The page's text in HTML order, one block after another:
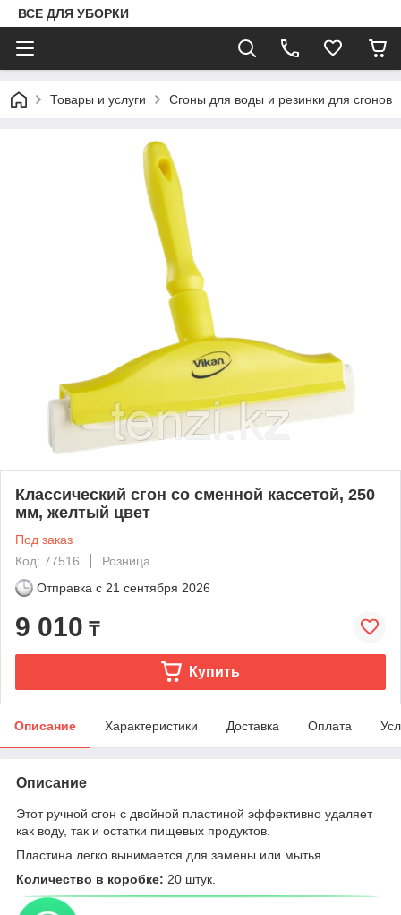
ВСЕ ДЛЯ УБОРКИ
Товары и услуги Сгоны для воды и резинки для сгонов
Классический сгон со сменной кассетой, 250
мм, желтый цвет
Под заказ
Код: 77516
Розница
Отправка с 21 сентября 2026
9 010 ₸
Купить
Описание Характеристики Доставка Оплата
Описание
Этот ручной сгон с двойной пластиной эффективно удаляет
как воду, так и остатки пищевых продуктов.
Пластина легко вынимается для замены или мытья.
Количество в коробке: 20 штук.